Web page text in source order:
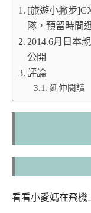
[旅遊小撇步
隊，預留時間
2014.6月日本
公開
評論
延伸閱讀
看看小愛媽在飛機